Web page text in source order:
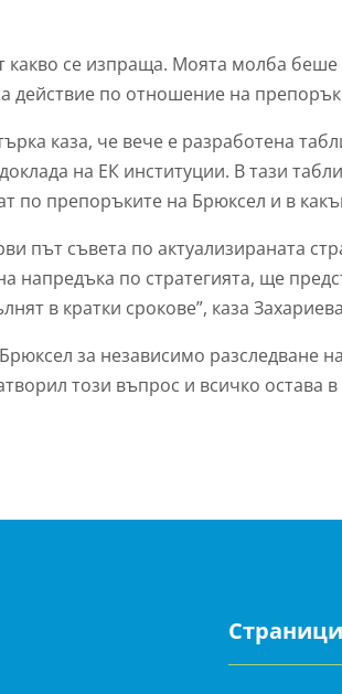
какво се изпраща. Моята молба беше
действие по отношение на
каза, че вече е разработена
на ЕК институции. В тази
по препоръките на Брюксел и в
път съвета по актуализираната
напредъка по стратегията, ще
в кратки срокове”, каза
за независимо разследване
този въпрос и всичко остава
Страници